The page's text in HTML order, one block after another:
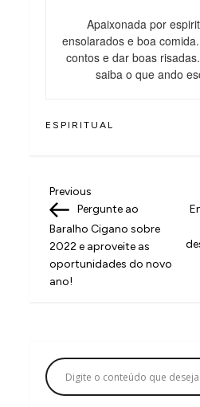
Apaixonada por
ensolarados e boa
contos e dar boas
saiba o que ando
ESPIRITUAL
N
a
v
e
ç
ã
Previous
Post
Previous
Pergunte ao
Baralho Cigano sobre
2022 e aproveite as
oportunidades do novo
ano!